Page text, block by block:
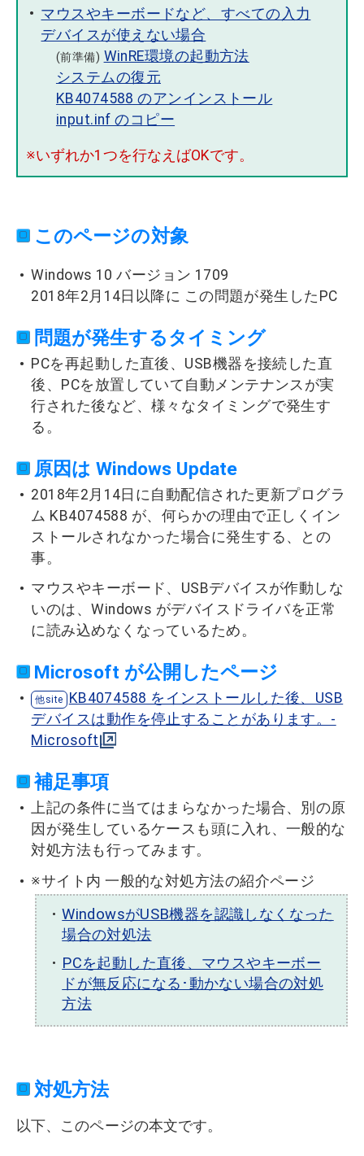
マウスやキーボードなど、すべての入力
デバイスが使えない場合
(前準備) WinRE環境の起動方法
システムの復元
KB4074588 のアンインストール
input.inf のコピー
※いずれか1つを行なえばOKです。
このページの対象
Windows 10 バージョン 1709
2018年2月14日以降に この問題が発生したPC
問題が発生するタイミング
PCを再起動した直後、USB機器を接続した直
後、PCを放置していて自動メンテナンスが実
行された後など、様々なタイミングで発生す
る。
原因は Windows Update
2018年2月14日に自動配信された更新プログラ
ム KB4074588 が、何らかの理由で正しくイン
ストールされなかった場合に発生する、との
事。
マウスやキーボード、USBデバイスが作動しな
いのは、Windows がデバイスドライバを正常
に読み込めなくなっているため。
Microsoft が公開したページ
KB4074588 をインストールした後、USB
デバイスは動作を停止することがあります。-
Microsoft
補足事項
上記の条件に当てはまらなかった場合、別の原
因が発生しているケースも頭に入れ、一般的な
対処方法も行ってみます。
※サイト内 一般的な対処方法の紹介ページ
WindowsがUSB機器を認識しなくなった
場合の対処法
PCを起動した直後、マウスやキーボー
ドが無反応になる･動かない場合の対処
方法
対処方法
以下、このページの本文です。